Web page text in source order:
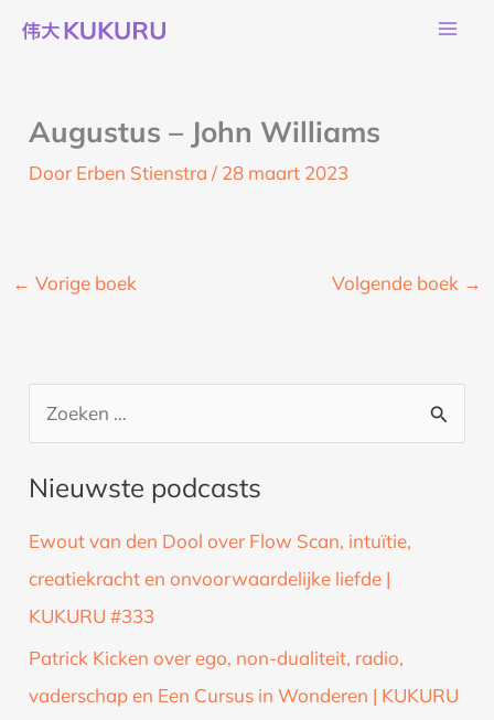
naar
Augustus – John Williams
Door Erben Stienstra/ 28 maart 2023
← Vorige boek Volgende boek →
e
k
a
Nieuwste podcasts
Ewout van den Dool over Flow Scan, intuïtie,
creatiekracht en onvoorwaardelijke liefde |
KUKURU #333
Patrick Kicken over ego, non-dualiteit, radio,
vaderschap en Een Cursus in Wonderen | KUKURU